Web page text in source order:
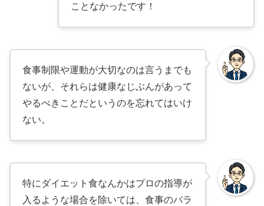
ことなかったです！
食事制限や運動が大切なのは言うまでも
ないが、それらは健康なじぶんがあって
やるべきことだというのを忘れてはいけ
ない。
特にダイエット食なんかはプロの指導が
入るような場合を除いては、食事のバラ